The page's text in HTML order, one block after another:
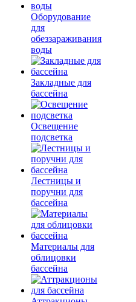
Оборудование
для
обеззараживания
воды
Закладные для
бассейна
Освещение
подсветка
Лестницы и
поручни для
бассейна
Материалы для
облицовки
бассейна